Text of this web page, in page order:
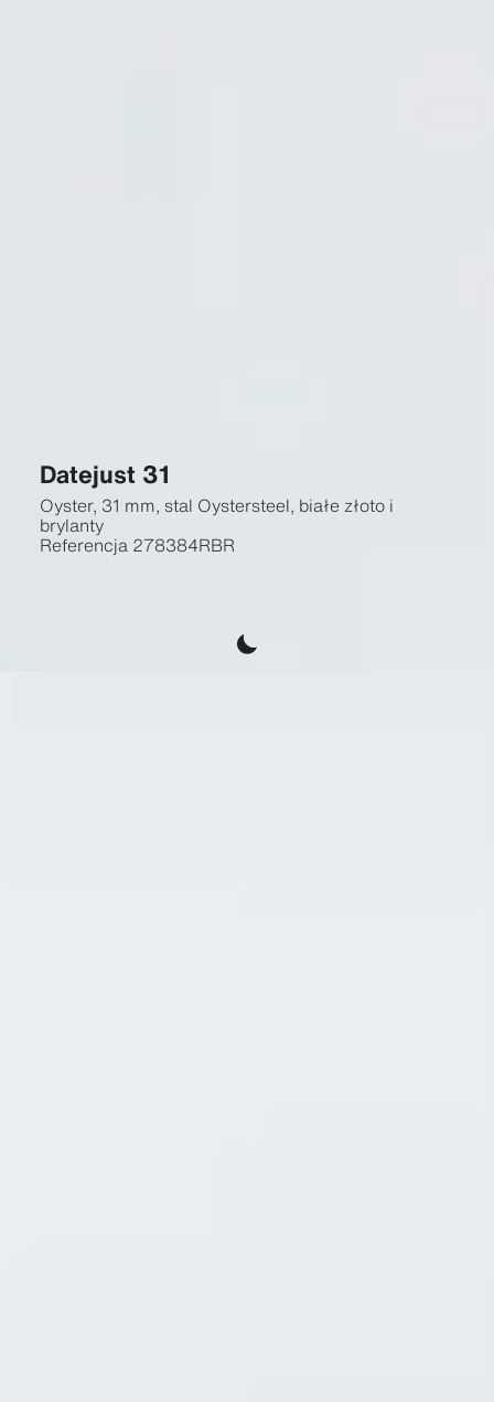
Datejust 31
Oyster, 31 mm, stal Oystersteel, białe złoto i
brylanty
Referencja 278384RBR